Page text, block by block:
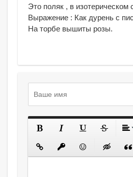
Это поляк , в изотерическом
Выражение : Как дурень с
На торбе вышиты розы.